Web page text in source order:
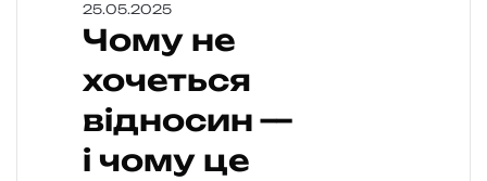
25.05.2025
Чому не
хочеться
відносин —
і чому це